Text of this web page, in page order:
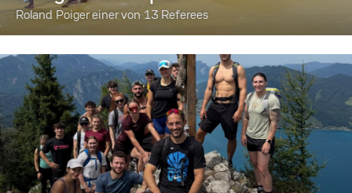
Roland Poiger einer von 13 Referees